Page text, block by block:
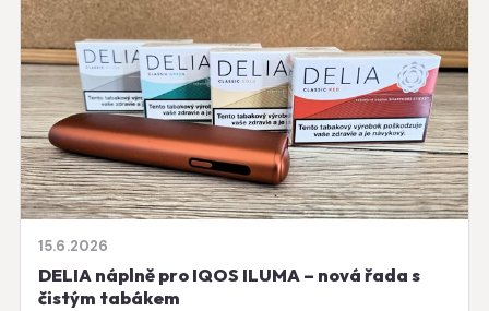
15.6.2026
DELIA náplně pro IQOS ILUMA – nová řada s
čistým tabákem